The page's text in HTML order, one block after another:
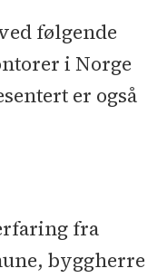
følgende
i Norge
er også
fra
byggherre